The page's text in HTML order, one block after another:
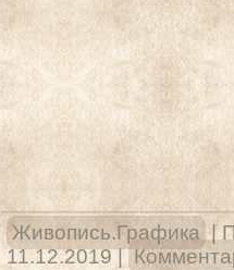
Живопись.Графика |
11.12.2019 |